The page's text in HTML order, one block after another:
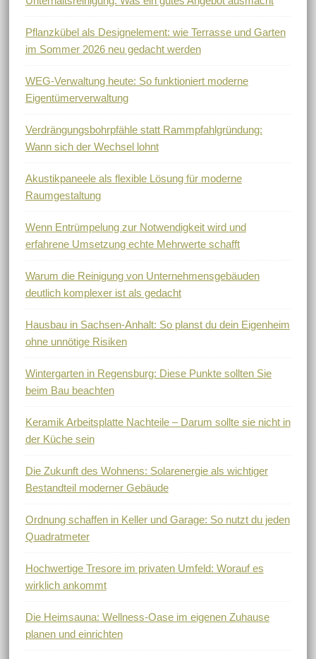
Pflanzkübel als Designelement: wie Terrasse und Garten
im Sommer 2026 neu gedacht werden
WEG-Verwaltung heute: So funktioniert moderne
Eigentümerverwaltung
Verdrängungsbohrpfähle statt Rammpfahlgründung:
Wann sich der Wechsel lohnt
Akustikpaneele als flexible Lösung für moderne
Raumgestaltung
Wenn Entrümpelung zur Notwendigkeit wird und
erfahrene Umsetzung echte Mehrwerte schafft
Warum die Reinigung von Unternehmensgebäuden
deutlich komplexer ist als gedacht
Hausbau in Sachsen-Anhalt: So planst du dein Eigenheim
ohne unnötige Risiken
Wintergarten in Regensburg: Diese Punkte sollten Sie
beim Bau beachten
Keramik Arbeitsplatte Nachteile – Darum sollte sie nicht in
der Küche sein
Die Zukunft des Wohnens: Solarenergie als wichtiger
Bestandteil moderner Gebäude
Ordnung schaffen in Keller und Garage: So nutzt du jeden
Quadratmeter
Hochwertige Tresore im privaten Umfeld: Worauf es
wirklich ankommt
Die Heimsauna: Wellness-Oase im eigenen Zuhause
planen und einrichten